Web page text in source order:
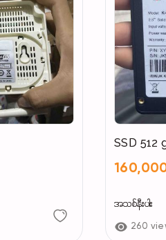
SSD 512
အသစ်နီးပါး
260